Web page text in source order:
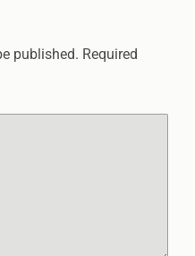
published. Required